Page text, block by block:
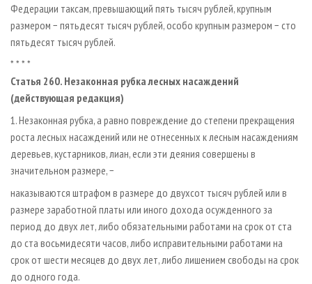
Федерации таксам, превышающий пять тысяч рублей, крупным
размером − пятьдесят тысяч рублей, особо крупным размером − сто
пятьдесят тысяч рублей.
* * * *
Статья 260. Незаконная рубка лесных насаждений
(действующая редакция)
1. Незаконная рубка, а равно повреждение до степени прекращения
роста лесных насаждений или не отнесенных к лесным насаждениям
деревьев, кустарников, лиан, если эти деяния совершены в
значительном размере, −
наказываются штрафом в размере до двухсот тысяч рублей или в
размере заработной платы или иного дохода осужденного за
период до двух лет, либо обязательными работами на срок от ста
до ста восьмидесяти часов, либо исправительными работами на
срок от шести месяцев до двух лет, либо лишением свободы на срок
до одного года.